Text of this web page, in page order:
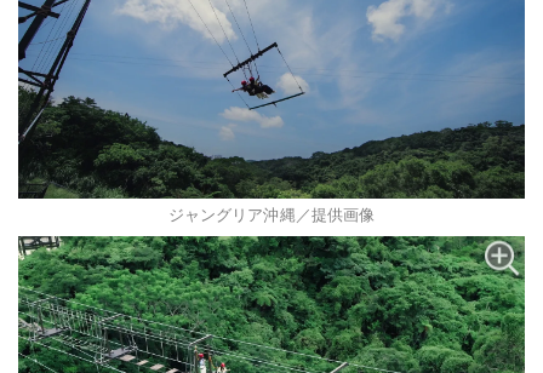
ジャングリア沖縄／提供画像